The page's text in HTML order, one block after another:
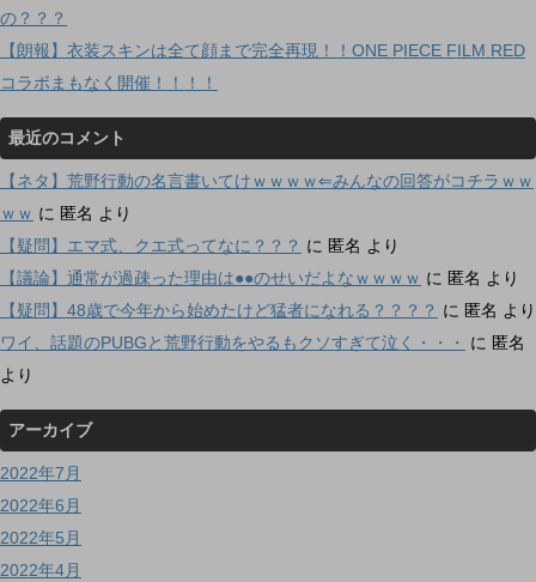
の？？？
【朗報】衣装スキンは全て顔まで完全再現！！ONE PIECE FILM RED
コラボまもなく開催！！！！
最近のコメント
【ネタ】荒野行動の名言書いてけｗｗｗｗ⇐みんなの回答がコチラｗｗ
ｗｗ に 匿名 より
【疑問】エマ式、クエ式ってなに？？？ に 匿名 より
【議論】通常が過疎った理由は●●のせいだよなｗｗｗｗ に 匿名 より
【疑問】48歳で今年から始めたけど猛者になれる？？？？ に 匿名 より
ワイ、話題のPUBGと荒野行動をやるもクソすぎて泣く・・・
に 匿名
より
アーカイブ
2022年7月
2022年6月
2022年5月
2022年4月